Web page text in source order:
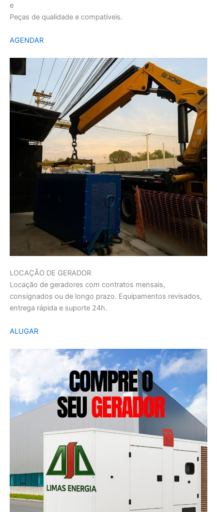
e
Peças de qualidade e compatíveis.
AGENDAR
LOCAÇÃO DE GERADOR
Locação de geradores com contratos mensais,
consignados ou de longo prazo. Equipamentos revisados,
entrega rápida e suporte 24h.
ALUGAR